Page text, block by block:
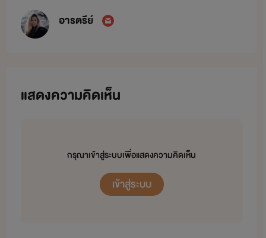
อารตรีย์
แสดงความคิดเห็น
กรุณาเข้าสู่ระบบเพื่อแสดงความคิดเห็น
เข้าสู่ระบบ